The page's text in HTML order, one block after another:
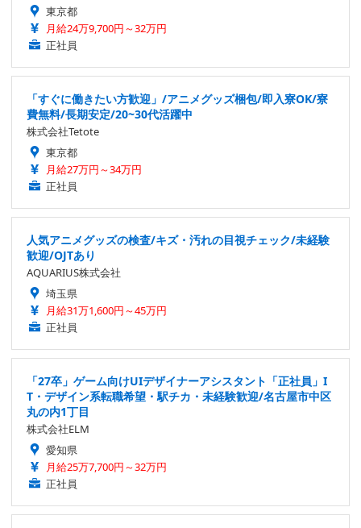
東京都
月給24万9,700円～32万円
正社員
「すぐに働きたい方歓迎」/アニメグッズ梱包/即入寮OK/寮
費無料/長期安定/20~30代活躍中
株式会社Tetote
東京都
月給27万円～34万円
正社員
人気アニメグッズの検査/キズ・汚れの目視チェック/未経験
歓迎/OJTあり
AQUARIUS株式会社
埼玉県
月給31万1,600円～45万円
正社員
「27卒」ゲーム向けUIデザイナーアシスタント「正社員」I
T・デザイン系転職希望・駅チカ・未経験歓迎/名古屋市中区
丸の内1丁目
株式会社ELM
愛知県
月給25万7,700円～32万円
正社員